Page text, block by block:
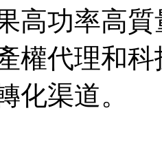
高功率高
權代理和
化渠道。